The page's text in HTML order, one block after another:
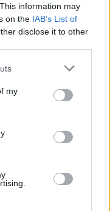
information may
on the IAB’s List of
disclose it to other
my
Δημόσια
και από 7
τις πρωινές
θα
των πρώτων